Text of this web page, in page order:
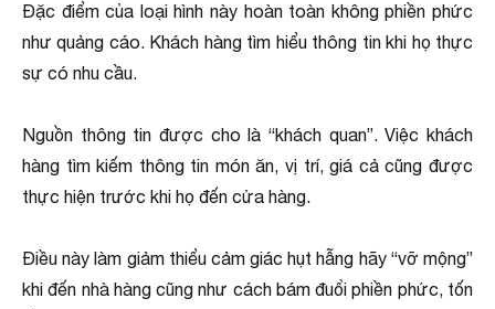
Đặc điểm của loại hình này hoàn toàn không phiền phức
như quảng cáo. Khách hàng tìm hiểu thông tin khi họ thực
sự có nhu cầu.
Nguồn thông tin được cho là “khách quan”. Việc khách
hàng tìm kiếm thông tin món ăn, vị trí, giá cả cũng được
thực hiện trước khi họ đến cửa hàng.
Điều này làm giảm thiểu cảm giác hụt hẫng hãy “vỡ mộng”
khi đến nhà hàng cũng như cách bám đuổi phiền phức, tốn